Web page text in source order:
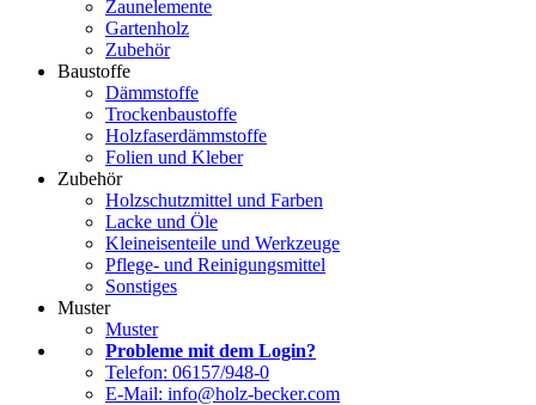
Zaunelemente
Gartenholz
Zubehör
Baustoffe
Dämmstoffe
Trockenbaustoffe
Holzfaserdämmstoffe
Folien und Kleber
Zubehör
Holzschutzmittel und Farben
Lacke und Öle
Kleineisenteile und Werkzeuge
Pflege- und Reinigungsmittel
Sonstiges
Muster
Muster
Probleme mit dem Login?
Telefon: 06157/948-0
E-Mail: info@holz-becker.com